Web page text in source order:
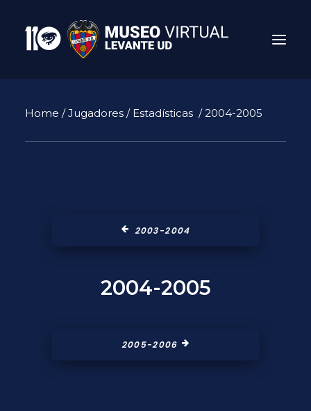
Home /Jugadores / Estadísticas / 2004-2005
2003-2004
2004-2005
2005-2006